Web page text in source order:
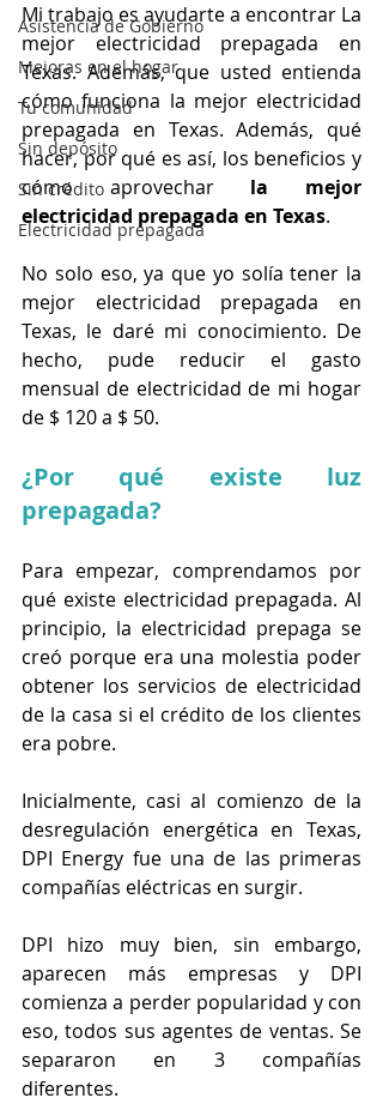
Asistencia de Gobierno
Mejoras en el hogar
Tu comunidad
Sin depósito
Sin crédito
Electricidad prepagada
Mi trabajo es ayudarte a encontrar La
mejor electricidad prepagada en
Texas. Además, que usted entienda
cómo funciona la mejor electricidad
prepagada en Texas. Además, qué
hacer, por qué es así, los beneficios y
cómo aprovechar la mejor
electricidad prepagada en Texas.
No solo eso, ya que yo solía tener la
mejor electricidad prepagada en
Texas, le daré mi conocimiento. De
hecho, pude reducir el gasto
mensual de electricidad de mi hogar
de $ 120 a $ 50.
¿Por qué existe luz
prepagada?
Para empezar, comprendamos por
qué existe electricidad prepagada. Al
principio, la electricidad prepaga se
creó porque era una molestia poder
obtener los servicios de electricidad
de la casa si el crédito de los clientes
era pobre.
Inicialmente, casi al comienzo de la
desregulación energética en Texas,
DPI Energy fue una de las primeras
compañías eléctricas en surgir.
DPI hizo muy bien, sin embargo,
aparecen más empresas y DPI
comienza a perder popularidad y con
eso, todos sus agentes de ventas. Se
separaron en 3 compañías
diferentes.